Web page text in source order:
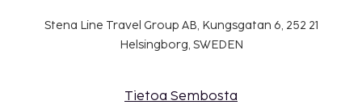
Stena Line Travel Group AB, Kungsgatan 6, 252 21
Helsingborg, SWEDEN
Tietoa Sembosta